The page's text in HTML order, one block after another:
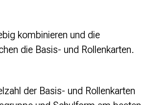
kombinieren und die
die Basis- und Rollenkarten.
der Basis- und Rollenkarten